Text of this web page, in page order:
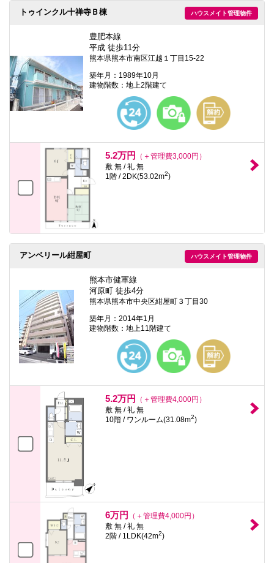
ハウスメイト管理物件
トゥインクル十禅寺Ｂ棟
豊肥本線
平成 徒歩11分
熊本県熊本市南区江越１丁目15-22
築年月：1989年10月
建物階数：地上2階建て
5.2万円
（＋管理費3,000円）
敷 無 / 礼 無
1階 / 2DK(53.02m2)
ハウスメイト管理物件
アンベリール紺屋町
熊本市健軍線
河原町 徒歩4分
熊本県熊本市中央区紺屋町３丁目30
築年月：2014年1月
建物階数：地上11階建て
5.2万円
（＋管理費4,000円）
敷 無 / 礼 無
10階 / ワンルーム(31.08m2)
6万円
（＋管理費4,000円）
敷 無 / 礼 無
2階 / 1LDK(42m2)